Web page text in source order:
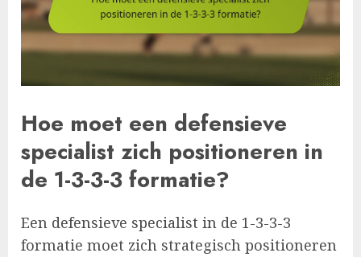
Hoe moet een defensieve
specialist zich positioneren in
de 1-3-3-3 formatie?
Een defensieve specialist in de 1-3-3-3
formatie moet zich strategisch positioneren